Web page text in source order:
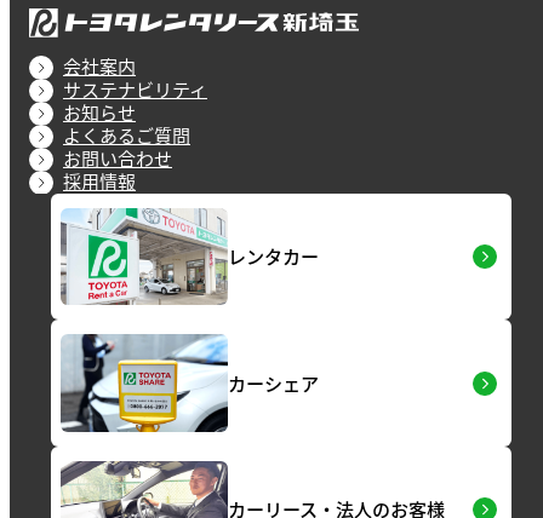
会社案内
サステナビリティ
お知らせ
よくあるご質問
お問い合わせ
採用情報
レンタカー
カーシェア
カーリース・法人のお客様